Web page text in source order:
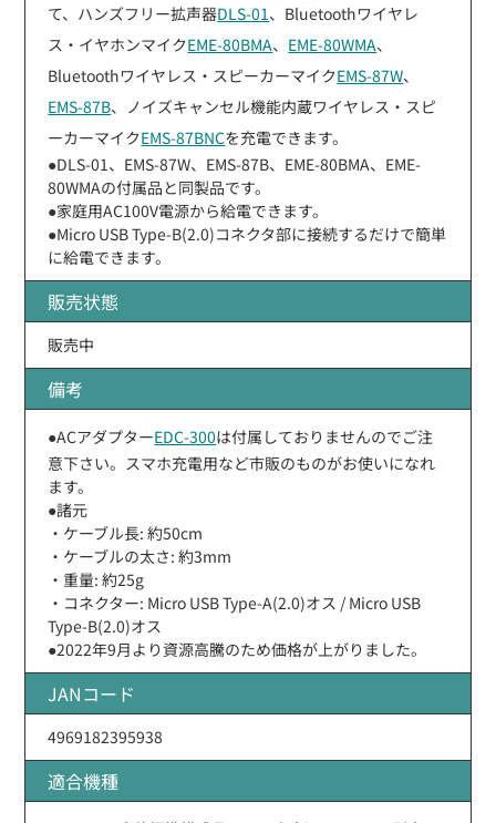
て、ハンズフリー拡声器DLS-01 、Bluetoothワイヤレ
ス・イヤホンマイクEME-80BMA、 EME-80WMA、
Bluetoothワイヤレス・スピーカーマイクEMS-87W、
EMS-87B、ノイズキャンセル機能内蔵ワイヤレス・スピ
ーカーマイクEMS-87BNCを充電できます。
●DLS-01、EMS-87W、EMS-87B、EME-80BMA、EME-
80WMAの付属品と同製品です。
●家庭用AC100V電源から給電できます。
●Micro USB Type-B(2.0)コネクタ部に接続するだけで簡単
に給電できます。
販売状態
販売中
備考
●ACアダプターEDC-300は付属しておりませんのでご注
意下さい。スマホ充電用など市販のものがお使いになれ
ます。
●諸元
・ケーブル長: 約50cm
・ケーブルの太さ: 約3mm
・重量: 約25g
・コネクター: Micro USB Type-A(2.0)オス / Micro USB
Type-B(2.0)オス
●2022年9月より資源高騰のため価格が上がりました。
JANコード
4969182395938
適合機種